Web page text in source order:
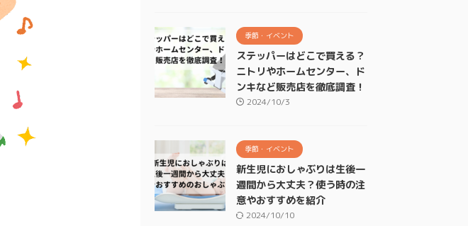
季節・イベント
ステッパーはどこで買える？
ニトリやホームセンター、ド
ンキなど販売店を徹底調査！
2024/10/3
季節・イベント
新生児におしゃぶりは生後一
週間から大丈夫？使う時の注
意やおすすめを紹介
2024/10/10